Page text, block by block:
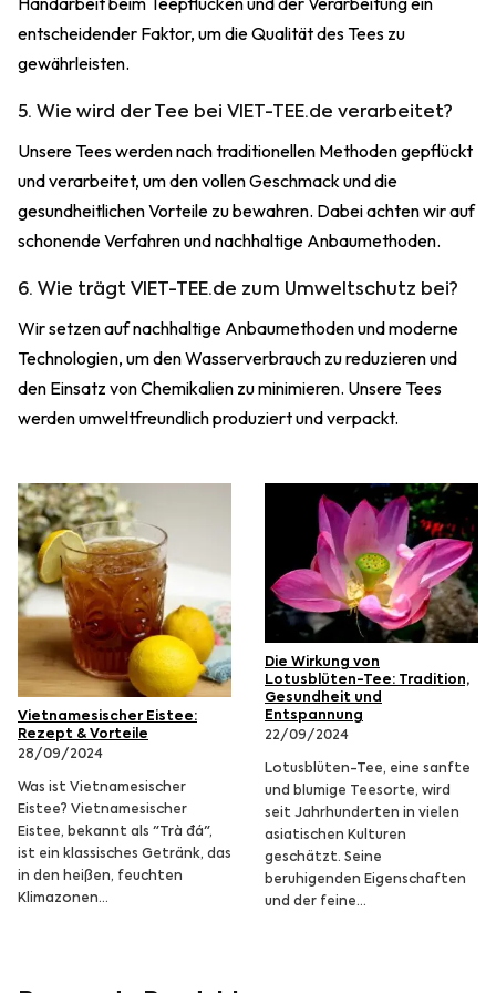
entscheidender Faktor, um die Qualität des Tees zu
gewährleisten.
5. Wie wird der Tee bei VIET-TEE.de verarbeitet?
Unsere Tees werden nach traditionellen Methoden gepflückt
und verarbeitet, um den vollen Geschmack und die
gesundheitlichen Vorteile zu bewahren. Dabei achten wir auf
schonende Verfahren und nachhaltige Anbaumethoden.
6. Wie trägt VIET-TEE.de zum Umweltschutz bei?
Wir setzen auf nachhaltige Anbaumethoden und moderne
Technologien, um den Wasserverbrauch zu reduzieren und
den Einsatz von Chemikalien zu minimieren. Unsere Tees
werden umweltfreundlich produziert und verpackt.
Vietnamesischer Eistee:
Rezept & Vorteile
28/09/2024
Was ist Vietnamesischer
Eistee? Vietnamesischer
Eistee, bekannt als "Trà đá",
ist ein klassisches Getränk, das
in den heißen, feuchten
Klimazonen…
Die Wirkung von
Lotusblüten-Tee: Tradition,
Gesundheit und
Entspannung
22/09/2024
Lotusblüten-Tee, eine sanfte
und blumige Teesorte, wird
seit Jahrhunderten in vielen
asiatischen Kulturen
geschätzt. Seine
beruhigenden Eigenschaften
und der feine…